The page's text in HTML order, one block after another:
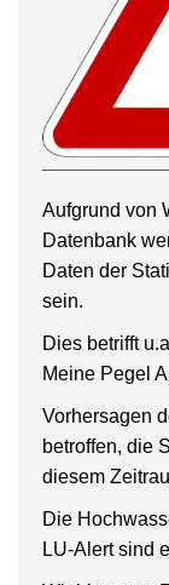
Aufgrund von
Datenbank
Daten der
sein.
Dies betrifft
Meine Pegel
Vorhersagen
betroffen, die
diesem
Die
LU-Alert sind